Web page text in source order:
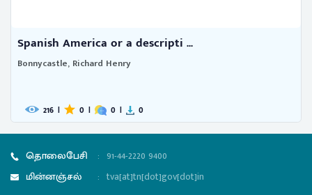
Spanish America or a descripti ...
Bonnycastle, Richard Henry
216 | 0 | 0 | 0
தொலைபேசி : 91-44-2220 9400
மின்னஞ்சல்
: tva[at]tn[dot]gov[dot]in